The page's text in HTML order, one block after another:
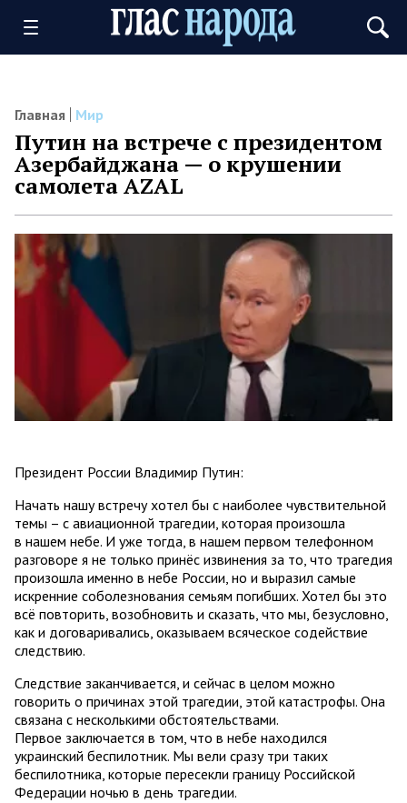
Главная Мир
Путин на встрече с президентом
Азербайджана — о крушении
самолета AZAL
Президент России Владимир Путин:
Начать нашу встречу хотел бы с наиболее чувствительной
темы – с авиационной трагедии, которая произошла
в нашем небе. И уже тогда, в нашем первом телефонном
разговоре я не только принёс извинения за то, что трагедия
произошла именно в небе России, но и выразил самые
искренние соболезнования семьям погибших. Хотел бы это
всё повторить, возобновить и сказать, что мы, безусловно,
как и договаривались, оказываем всяческое содействие
следствию.
Следствие заканчивается, и сейчас в целом можно
говорить о причинах этой трагедии, этой катастрофы. Она
связана с несколькими обстоятельствами.
Первое заключается в том, что в небе находился
украинский беспилотник. Мы вели сразу три таких
беспилотника, которые пересекли границу Российской
Федерации ночью в день трагедии.